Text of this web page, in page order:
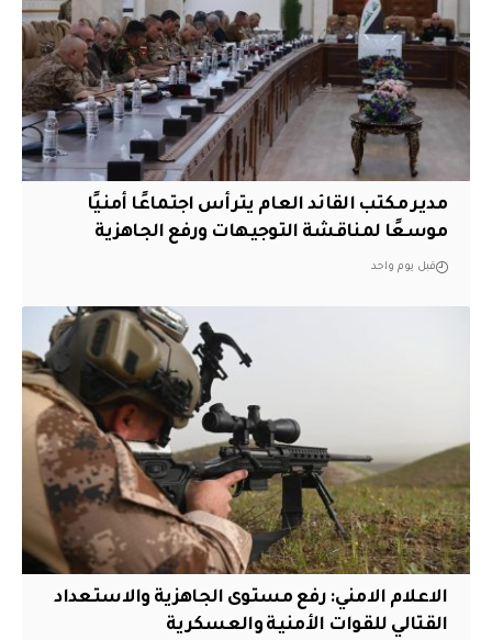
مدير مكتب القائد العام يترأس اجتماعًا أمنيًا
موسعًا لمناقشة التوجيهات ورفع الجاهزية
قبل يوم واحد
الاعلام الامني: رفع مستوى الجاهزية والاستعداد
القتالي للقوات الأمنية والعسكرية